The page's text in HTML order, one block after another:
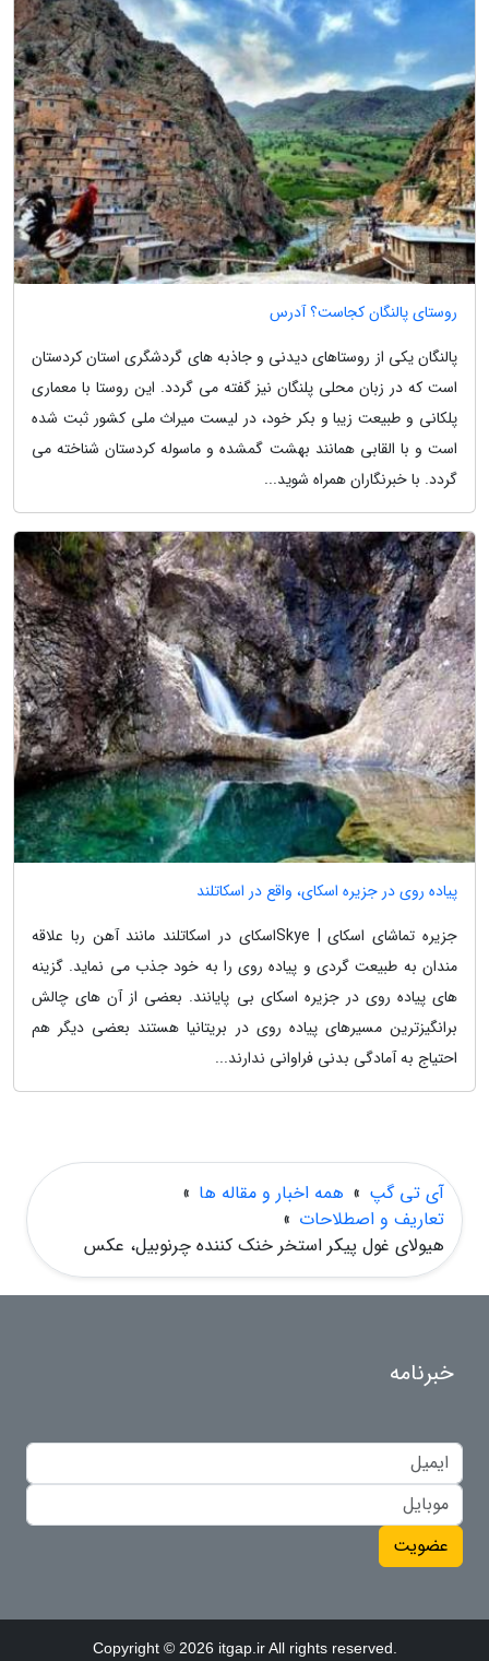
روستای پالنگان کجاست؟ آدرس
پالنگان یکی از روستاهای دیدنی و جاذبه های گردشگری استان کردستان
است که در زبان محلی پلنگان نیز گفته می گردد. این روستا با معماری
پلکانی و طبیعت زیبا و بکر خود، در لیست میراث ملی کشور ثبت شده
است و با القابی همانند بهشت گمشده و ماسوله کردستان شناخته می
گردد. با خبرنگاران همراه شوید...
پیاده روی در جزیره اسکای، واقع در اسکاتلند
جزیره تماشای اسکای | Skyeاسکای در اسکاتلند مانند آهن ربا علاقه
مندان به طبیعت گردی و پیاده روی را به خود جذب می نماید. گزینه
های پیاده روی در جزیره اسکای بی پایانند. بعضی از آن های چالش
برانگیزترین مسیرهای پیاده روی در بریتانیا هستند بعضی دیگر هم
احتیاج به آمادگی بدنی فراوانی ندارند...
آی تی گپ » همه اخبار و مقاله ها »
تعاریف و اصطلاحات »
هیولای غول پیکر استخر خنک کننده چرنوبیل، عکس
خبرنامه
عضویت
Copyright © 2026 itgap.ir All rights reserved.